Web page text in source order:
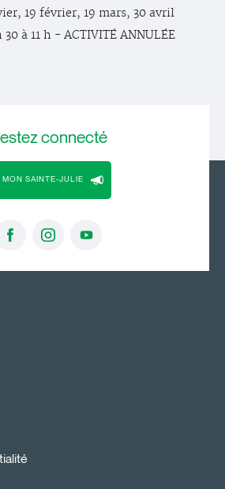
19 février, 19 mars, 30 avril
à 11 h - ACTIVITÉ ANNULÉE
connecté
MON SAINTE-JULIE